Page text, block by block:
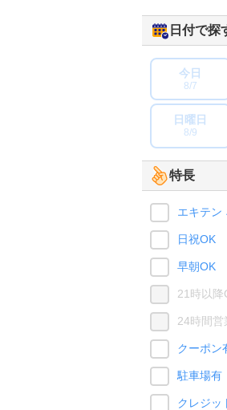
日付で探
今日
8/7
日曜日
8/9
特長
エキテン
日祝OK
早朝OK
21時以降
24時間営
クーポン
駐車場有
クレジッ